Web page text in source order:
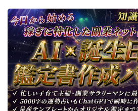
ゲ
ー
シ
ョ